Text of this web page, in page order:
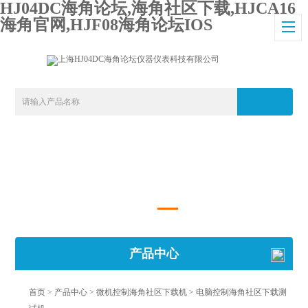
HJ04DC海角论坛,海角社区下载,HJCA16
海角官网,HJF08海角论坛IOS
产品中心
首页 > 产品中心 >微机控制海角社区下载机 > 电脑控制海角社区下载测